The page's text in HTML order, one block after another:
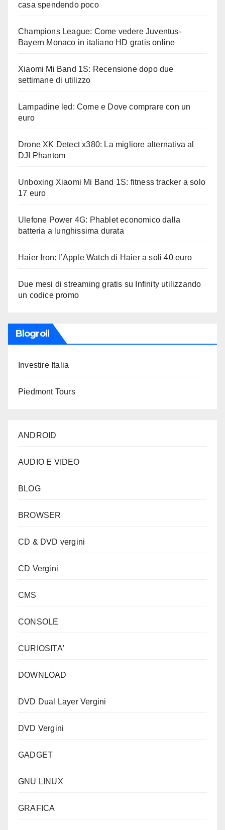
casa spendendo poco
Champions League: Come vedere Juventus-
Bayern Monaco in italiano HD gratis online
Xiaomi Mi Band 1S: Recensione dopo due
settimane di utilizzo
Lampadine led: Come e Dove comprare con un
euro
Drone XK Detect x380: La migliore alternativa al
DJI Phantom
Unboxing Xiaomi Mi Band 1S: fitness tracker a solo
17 euro
Ulefone Power 4G: Phablet economico dalla
batteria a lunghissima durata
Haier Iron: l’Apple Watch di Haier a soli 40 euro
Due mesi di streaming gratis su Infinity utilizzando
un codice promo
Blogroll
Investire Italia
Piedmont Tours
ANDROID
AUDIO E VIDEO
BLOG
BROWSER
CD & DVD vergini
CD Vergini
CMS
CONSOLE
CURIOSITA'
DOWNLOAD
DVD Dual Layer Vergini
DVD Vergini
GADGET
GNU LINUX
GRAFICA